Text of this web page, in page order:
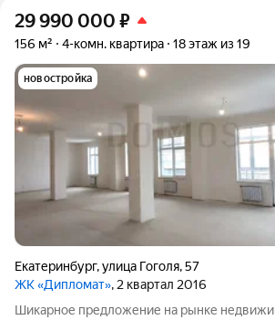
29 990 000 ₽
156 м² 4-комн. квартира 18 этаж из 19
новостройка
Екатеринбург,улица Гоголя,57
ЖК «Дипломат», 2 квартал 2016
Шикарное предложение на рынке